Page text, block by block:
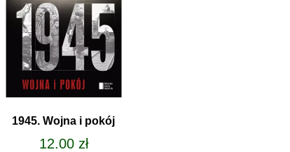
1945. Wojna i pokój
12.00 zł